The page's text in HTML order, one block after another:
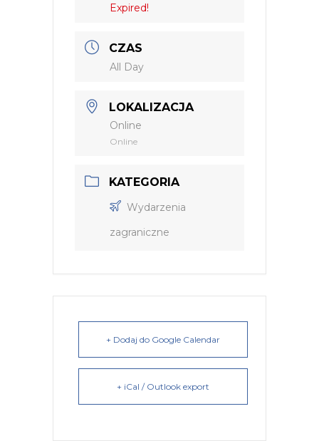
Expired!
CZAS
All Day
LOKALIZACJA
Online
Online
KATEGORIA
Wydarzenia
zagraniczne
+ Dodaj do Google Calendar
+ iCal / Outlook export